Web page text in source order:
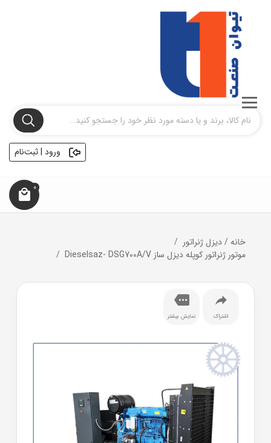
ورود | ثبت‌نام
0
خانه/دیزل ژنراتور
موتور ژنراتور کوپله دیزل ساز Dieselsaz- DSG700A/V
اشتراک نمایش بیشتر